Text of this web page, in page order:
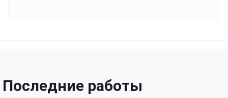
Последние работы